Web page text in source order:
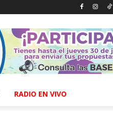
RADIO EN VIVO